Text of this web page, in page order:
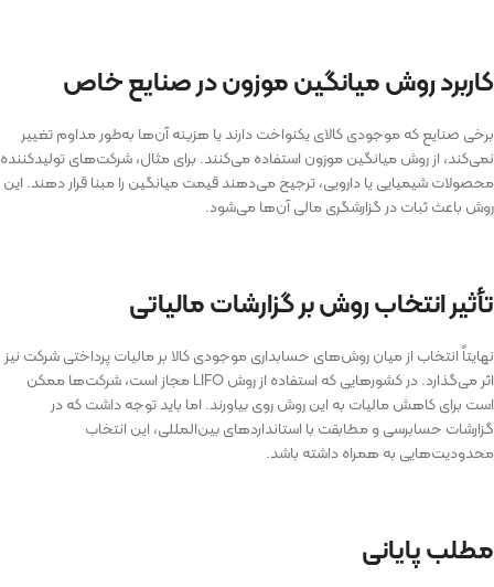
کاربرد روش میانگین موزون در صنایع خاص
برخی صنایع که موجودی کالای یکنواخت دارند یا هزینه آن‌ها به‌طور مداوم تغییر
نمی‌کند، از روش میانگین موزون استفاده می‌کنند. برای مثال، شرکت‌های تولیدکننده
محصولات شیمیایی یا دارویی، ترجیح می‌دهند قیمت میانگین را مبنا قرار دهند. این
روش باعث ثبات در گزارشگری مالی آن‌ها می‌شود.
تأثیر انتخاب روش بر گزارشات مالیاتی
نهایتاً انتخاب از میان روش‌های حسابداری موجودی کالا بر مالیات پرداختی شرکت نیز
اثر می‌گذارد. در کشورهایی که استفاده از روش LIFO مجاز است، شرکت‌ها ممکن
است برای کاهش مالیات به این روش روی بیاورند. اما باید توجه داشت که در
گزارشات حسابرسی و مطابقت با استانداردهای بین‌المللی، این انتخاب
محدودیت‌هایی به همراه داشته باشد.
مطلب پایانی